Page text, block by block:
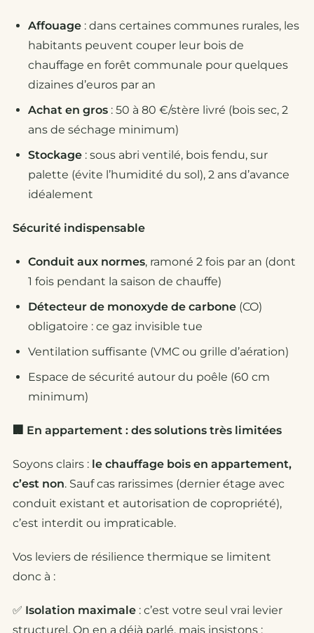
Affouage : dans certaines communes rurales, les
habitants peuvent couper leur bois de
chauffage en forêt communale pour quelques
dizaines d’euros par an
Achat en gros : 50 à 80 €/stère livré (bois sec, 2
ans de séchage minimum)
Stockage : sous abri ventilé, bois fendu, sur
palette (évite l’humidité du sol), 2 ans d’avance
idéalement
Sécurité indispensable
Conduit aux normes, ramoné 2 fois par an (dont
1 fois pendant la saison de chauffe)
Détecteur de monoxyde de carbone (CO)
obligatoire : ce gaz invisible tue
Ventilation suffisante (VMC ou grille d’aération)
Espace de sécurité autour du poêle (60 cm
minimum)
🏢 En appartement : des solutions très limitées
Soyons clairs : le chauffage bois en appartement,
c’est non. Sauf cas rarissimes (dernier étage avec
conduit existant et autorisation de copropriété),
c’est interdit ou impraticable.
Vos leviers de résilience thermique se limitent
donc à :
✅ Isolation maximale : c’est votre seul vrai levier
structurel. On en a déjà parlé, mais insistons :